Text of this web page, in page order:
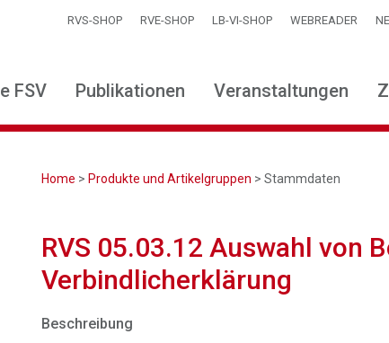
RVS-SHOP RVE-SHOP LB-VI-SHOP WEBREADER
FSV Publikationen Veranstaltungen
Home > Produkte und Artikelgruppen > Stammdaten
RVS 05.03.12 Auswahl von
Verbindlicherklärung
Beschreibung